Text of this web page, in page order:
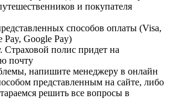
и покупателя
способов оплаты (Visa,
Google Pay)
Страховой полис придет на
почту
напишите менеджеру в онлайн
представленным на сайте, либо
решить все вопросы в